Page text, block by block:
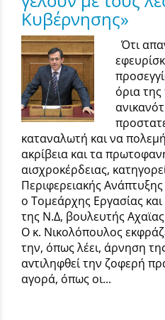
Κυβέρνησης»
Ότι
όρια
καταναλωτή και να
ακρίβεια και τα
αισχροκέρδειας,
Περιφερειακής
ο Τομεάρχης Εργασίας
της Ν.Δ, βουλευτής
Ο κ. Νικολόπουλος
την, όπως λέει, άρνηση
αvτιληφθεί την ζοφερή
αγορά, όπως οι...